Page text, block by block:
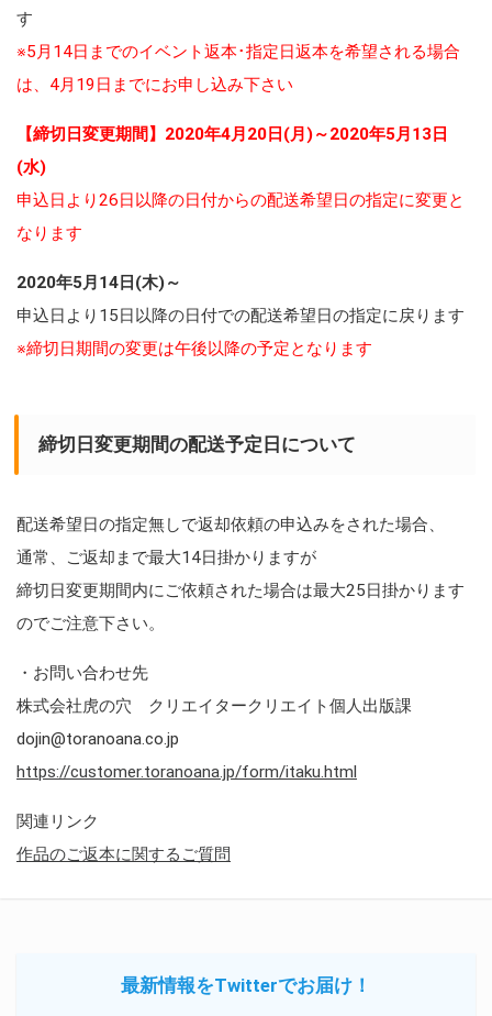
す
※5月14日までのイベント返本･指定日返本を希望される場合
は、4月19日までにお申し込み下さい
【締切日変更期間】2020年4月20日(月)～2020年5月13日
(水)
申込日より26日以降の日付からの配送希望日の指定に変更と
なります
2020年5月14日(木)～
申込日より15日以降の日付での配送希望日の指定に戻ります
※締切日期間の変更は午後以降の予定となります
締切日変更期間の配送予定日について
配送希望日の指定無しで返却依頼の申込みをされた場合、
通常、ご返却まで最大14日掛かりますが
締切日変更期間内にご依頼された場合は最大25日掛かります
のでご注意下さい。
・お問い合わせ先
株式会社虎の穴 クリエイタークリエイト個人出版課
dojin@toranoana.co.jp
https://customer.toranoana.jp/form/itaku.html
関連リンク
作品のご返本に関するご質問
最新情報をTwitterでお届け！